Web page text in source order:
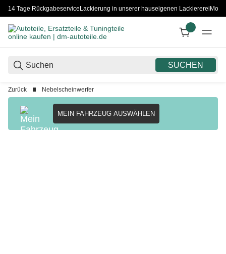
14 Tage RückgabeserviceLackierung in unserer hauseigenen Lackiererei
SUCHEN
Zurück Nebelscheinwerfer
MEIN FAHRZEUG AUSWÄHLEN